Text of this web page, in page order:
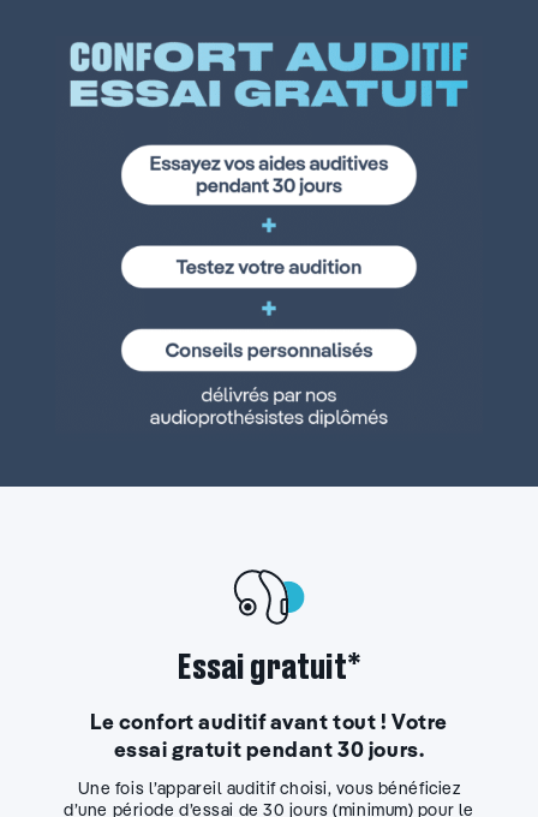
Essai gratuit*
Le confort auditif avant tout ! Votre
essai gratuit pendant 30 jours.
Une fois l’appareil auditif choisi, vous bénéficiez
d’une période d’essai de 30 jours (minimum) pour le